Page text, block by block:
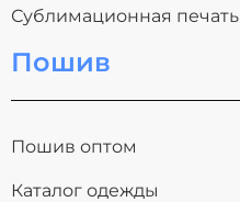
Сублимационная печать
Пошив
Пошив оптом
Каталог одежды